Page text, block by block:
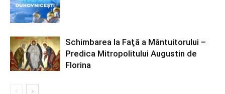
Schimbarea la Faţă a Mântuitorului –
Predica Mitropolitului Augustin de
Florina